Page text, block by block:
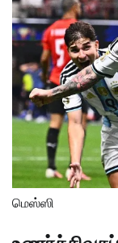
மெஸ்ஸி